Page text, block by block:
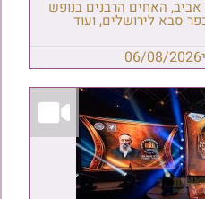
האחים הרבנים בנופש
סבא לירושלים, ועוד
06/08/2026